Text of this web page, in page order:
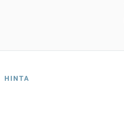
HINTA